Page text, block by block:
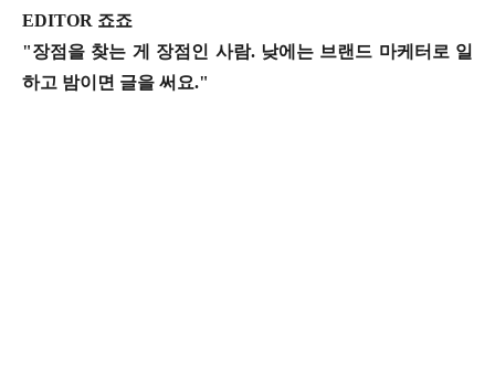
EDITOR 죠죠
"장점을 찾는 게 장점인 사람. 낮에는 브랜드 마케터로 일
하고 밤이면 글을 써요."